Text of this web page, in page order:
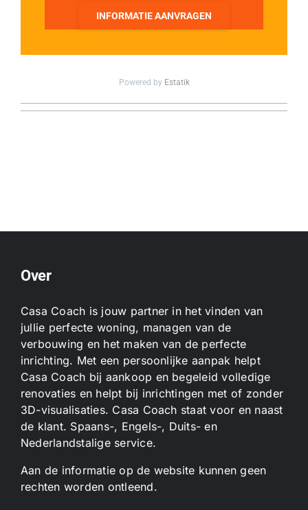
INFORMATIE AANVRAGEN
Powered by Estatik
Over
Casa Coach is jouw partner in het vinden van
jullie perfecte woning, managen van de
verbouwing en het maken van de perfecte
inrichting. Met een persoonlijke aanpak helpt
Casa Coach bij aankoop en begeleid volledige
renovaties en helpt bij inrichtingen met of zonder
3D-visualisaties. Casa Coach staat voor en naast
de klant. Spaans-, Engels-, Duits- en
Nederlandstalige service.
Aan de informatie op de website kunnen geen
rechten worden ontleend.